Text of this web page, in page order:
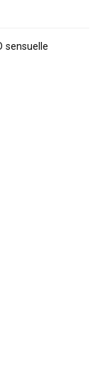
sensuelle